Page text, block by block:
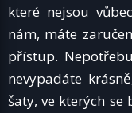
které nejsou
nám, máte
přístup.
nevypadáte
šaty, ve kterých